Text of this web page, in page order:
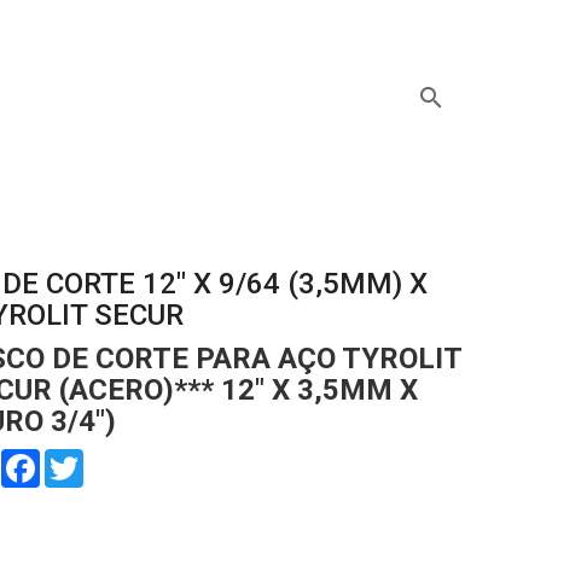
search
DE CORTE 12" X 9/64 (3,5MM) X
SECUR
DE CORTE PARA AÇO TYROLIT
(ACERO)*** 12" X 3,5MM X
3/4")
Facebook
Twitter